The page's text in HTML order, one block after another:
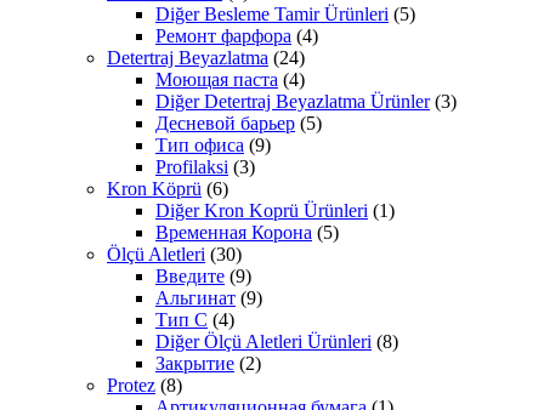
Diğer Besleme Tamir Ürünleri (5)
Ремонт фарфора (4)
Detertraj Beyazlatma (24)
Моющая паста (4)
Diğer Detertraj Beyazlatma Ürünler (3)
Десневой барьер (5)
Тип офиса (9)
Profilaksi (3)
Kron Köprü (6)
Diğer Kron Koprü Ürünleri (1)
Временная Корона (5)
Ölçü Aletleri (30)
Введите (9)
Альгинат (9)
Тип С (4)
Diğer Ölçü Aletleri Ürünleri (8)
Закрытие (2)
Protez (8)